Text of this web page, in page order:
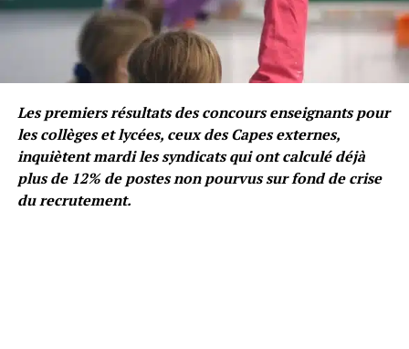
Les premiers résultats des concours enseignants pour
les collèges et lycées, ceux des Capes externes,
inquiètent mardi les syndicats qui ont calculé déjà
plus de 12% de postes non pourvus sur fond de crise
du recrutement.